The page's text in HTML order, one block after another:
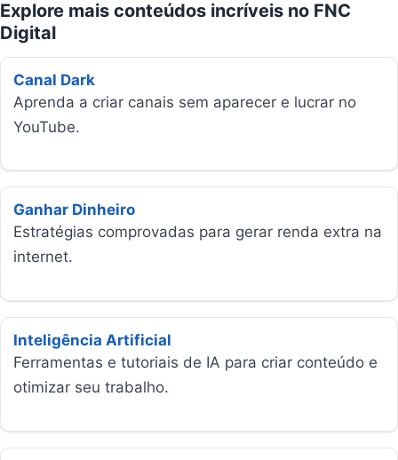
Explore mais conteúdos incríveis no FNC
Digital
Canal Dark
Aprenda a criar canais sem aparecer e lucrar no
YouTube.
Ganhar Dinheiro
Estratégias comprovadas para gerar renda extra na
internet.
Inteligência Artificial
Ferramentas e tutoriais de IA para criar conteúdo e
otimizar seu trabalho.